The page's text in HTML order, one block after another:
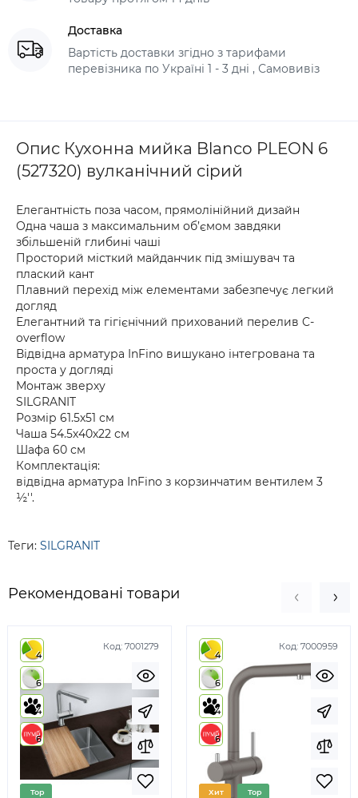
Доставка
Вартість доставки згідно з тарифами
перевізника по Україні 1 - 3 дні , Самовивіз
Опис Кухонна мийка Blanco PLEON 6
(527320) вулканічний сірий
Елегантність поза часом, прямолінійний дизайн
Одна чаша з максимальним об’ємом завдяки
збільшеній глибині чаші
Просторий місткий майданчик під змішувач та
плаский кант
Плавний перехід між елементами забезпечує легкий
догляд
Елегантний та гігієнічний прихований перелив C-
overflow
Відвідна арматура InFino вишукано інтегрована та
проста у догляді
Монтаж зверху
SILGRANIT
Розмір 61.5х51 см
Чаша 54.5х40х22 см
Шафа 60 см
Комплектація:
відвідна арматура InFino з корзинчатим вентилем 3
½''.
Теги: SILGRANIT
Рекомендовані товари
Код: 7001279
4
6
4
6
Top
Код: 7000959
4
6
4
6
Хит Top